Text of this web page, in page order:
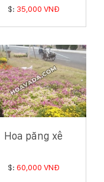
$: 35,000 VNĐ
Hoa păng xê
$: 60,000 VNĐ